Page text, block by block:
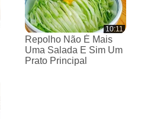
10:11
Repolho Não É Mais
Uma Salada E Sim Um
Prato Principal